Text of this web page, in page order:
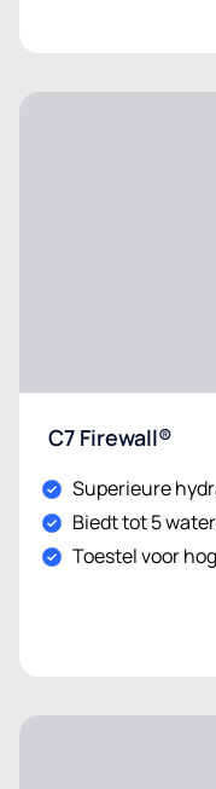
C7 Firewall®
Superieure
Biedt tot 5
Toestel voor